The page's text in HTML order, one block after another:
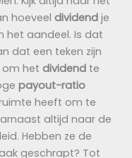
hoeveel dividend je
het aandeel. Is dat
dat een teken zijn
het dividend te
payout-ratio
heeft om te
altijd naar de
Hebben ze de
geschrapt? Tot